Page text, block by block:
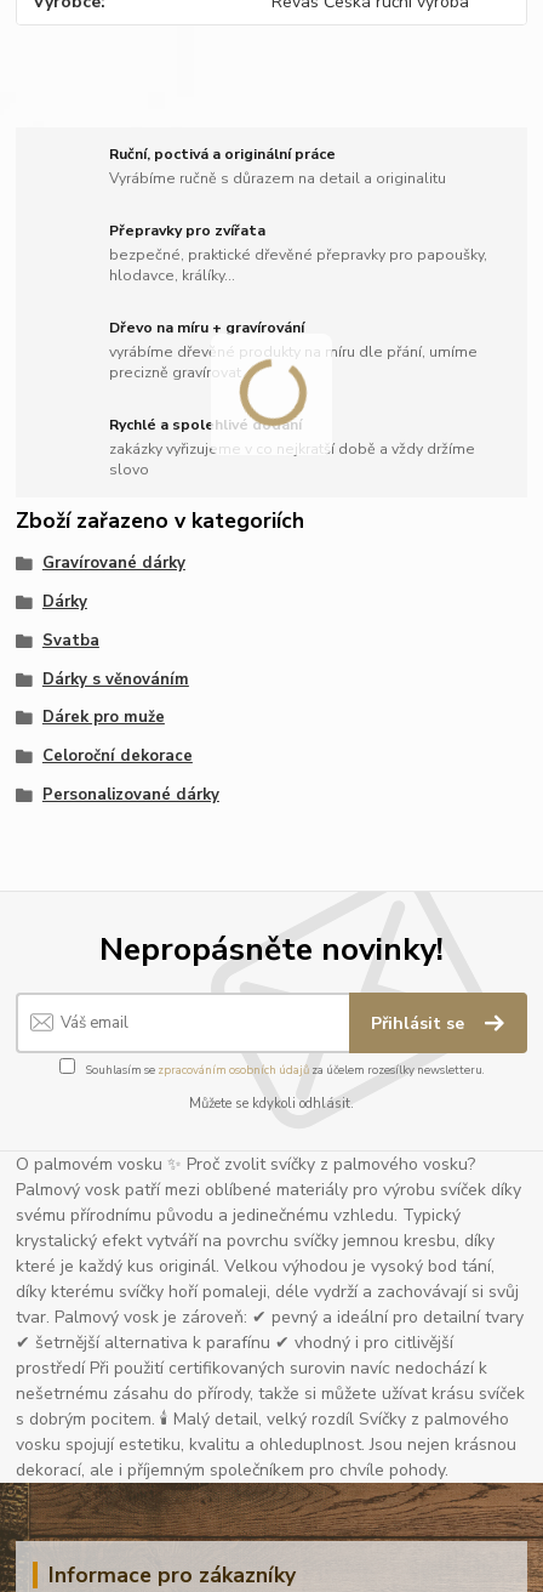
Ruční, poctivá a originální práce
Vyrábíme ručně s důrazem na detail a originalitu
Přepravky pro zvířata
bezpečné, praktické dřevěné přepravky pro papoušky,
hlodavce, králíky...
Dřevo na míru + gravírování
vyrábíme dřevěné produkty na míru dle přání, umíme
precizně gravírovat
Rychlé a spolehlivé dodání
zakázky vyřizujeme v co nejkratší době a vždy držíme
slovo
Zboží zařazeno v kategoriích
Gravírované dárky
Dárky
Svatba
Dárky s věnováním
Dárek pro muže
Celoroční dekorace
Personalizované dárky
Nepropásněte novinky!
Přihlásit se
Souhlasím se zpracováním osobních údajůza účelem rozesílky newsletteru.
Můžete se kdykoli odhlásit.
O palmovém vosku ✨ Proč zvolit svíčky z palmového vosku?
Palmový vosk patří mezi oblíbené materiály pro výrobu svíček díky
svému přírodnímu původu a jedinečnému vzhledu. Typický
krystalický efekt vytváří na povrchu svíčky jemnou kresbu, díky
které je každý kus originál. Velkou výhodou je vysoký bod tání,
díky kterému svíčky hoří pomaleji, déle vydrží a zachovávají si svůj
tvar. Palmový vosk je zároveň: ✔ pevný a ideální pro detailní tvary
✔ šetrnější alternativa k parafínu ✔ vhodný i pro citlivější
prostředí Při použití certifikovaných surovin navíc nedochází k
nešetrnému zásahu do přírody, takže si můžete užívat krásu svíček
s dobrým pocitem. 🕯 Malý detail, velký rozdíl Svíčky z palmového
vosku spojují estetiku, kvalitu a ohleduplnost. Jsou nejen krásnou
dekorací, ale i příjemným společníkem pro chvíle pohody.
Informace pro zákazníky